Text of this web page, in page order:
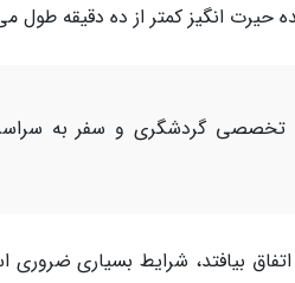
حیرت انگیز کمتر از ده دقیقه طول
تخصصی گردشگری و سفر به
بیافتد، شرایط بسیاری